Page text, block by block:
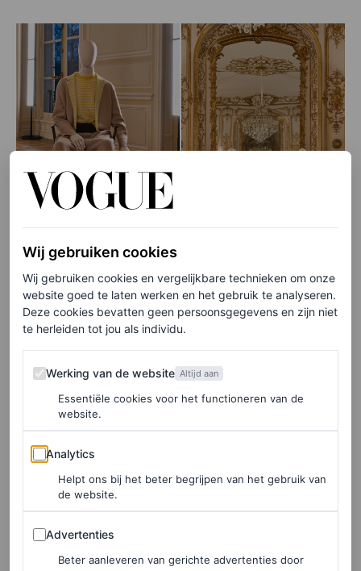
©SPOTLIGHT
Herfst/winter 2025-collectie van Loewe
De Noord-Ierse ontwerper werd in september 2013
benoemd tot creative director van het Spaanse luxemerk
Loewe, eigendom van LVMH. Anderson richtte zijn
eigen merk, JW Anderson, op in 2008 en trok de
aandacht van Sophie Brocart, destijds senior vice
president van LVMH Fashion Ventures. Met name met
vormde de basis van zijn “shared wardrobe”-benadering.
Wij gebruiken cookies
Wij gebruiken cookies en vergelijkbare technieken om onze
website goed te laten werken en het gebruik te analyseren.
Deze cookies bevatten geen persoonsgegevens en zijn niet
te herleiden tot jou als individu.
Werking van de website
Werking van de website Altijd aan
Essentiële cookies voor het functioneren van de
website.
Analytics
Analytics
Helpt ons bij het beter begrijpen van het gebruik van
de website.
Advertenties
Advertenties
Beter aanleveren van gerichte advertenties door